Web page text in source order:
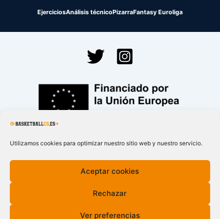
Utilizamos cookies para optimizar nuestro sitio web y nuestro servicio.
Aceptar cookies
Rechazar
Ver preferencias
EjerciciosAnálisis técnicoPizarraFantasy Euroliga
Financiado por la Unión Europea – NextGenerationEU